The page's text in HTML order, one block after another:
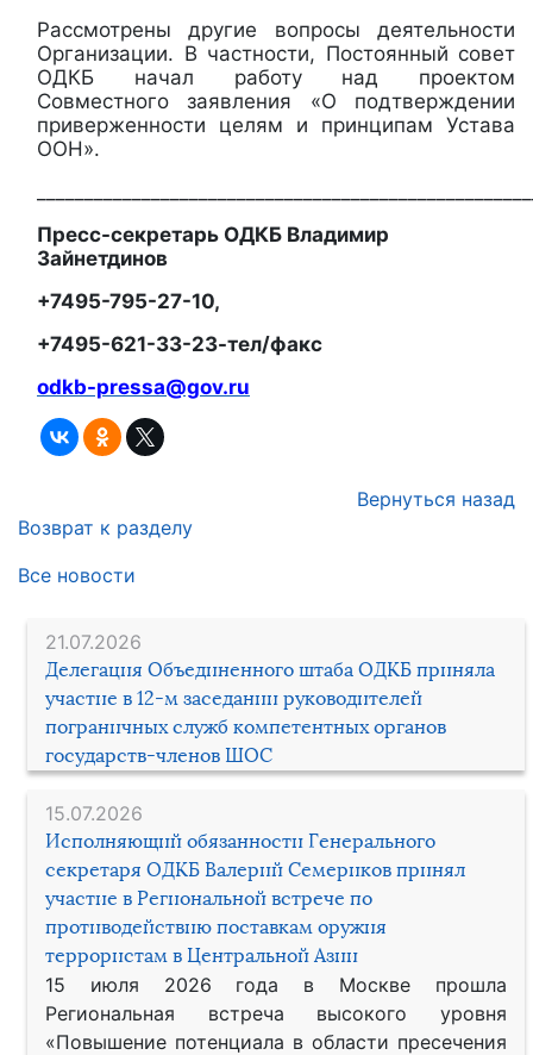
21.07.2026
Делегация Объединенного штаба ОДКБ приняла
участие в 12-м заседании руководителей
пограничных служб компетентных органов
государств-членов ШОС
15.07.2026
Исполняющий обязанности Генерального
секретаря ОДКБ Валерий Семериков принял
участие в Региональной встрече по
противодействию поставкам оружия
террористам в Центральной Азии
15 июля 2026 года в Москве прошла
Региональная встреча высокого уровня
«Повышение потенциала в области пресечения
Рассмотрены другие вопросы деятельности
Организации. В частности, Постоянный совет
ОДКБ начал работу над проектом
Совместного заявления «О подтверждении
приверженности целям и принципам Устава
ООН».
Пресс-секретарь ОДКБ Владимир
Зайнетдинов
+7495-795-27-10,
+7495-621-33-23-тел/факс
odkb-pressa@gov.ru
Вернуться назад
Возврат к разделу
Все новости